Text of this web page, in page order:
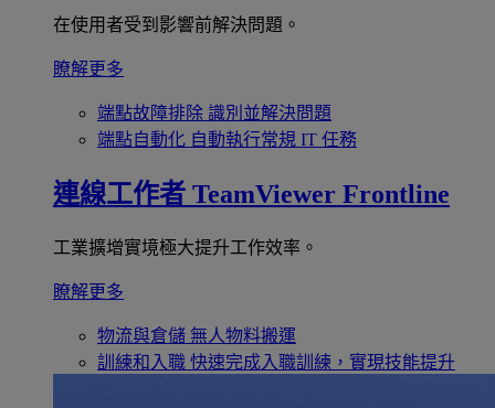
在使用者受到影響前解決問題。
瞭解更多
端點故障排除 識別並解決問題
端點自動化 自動執行常規 IT 任務
連線工作者 TeamViewer Frontline
工業擴增實境極大提升工作效率。
瞭解更多
物流與倉儲 無人物料搬運
訓練和入職 快速完成入職訓練，實現技能提升